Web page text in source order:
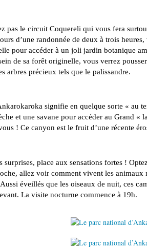
pas le circuit Coquereli qui vous fera
d’une randonnée de deux à trois
pour accéder à un joli jardin botanique
de sa forêt originelle, vous verrez
arbres précieux tels que le palissandre.
signifie en quelque sorte « au
et une savane pour accéder au Grand «
! Ce canyon est le fruit d’une récente
surprises, place aux sensations fortes !
allez voir comment vivent les animaux
éveillés que les oiseaux de nuit, ces
La visite nocturne commence à 19h.